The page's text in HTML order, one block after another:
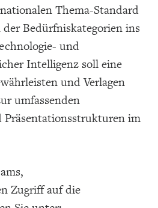
Thema-Standard
Bedürfniskategorien ins
und
Intelligenz soll eine
und Verlagen
umfassenden
Präsentationsstrukturen im
Zugriff auf die